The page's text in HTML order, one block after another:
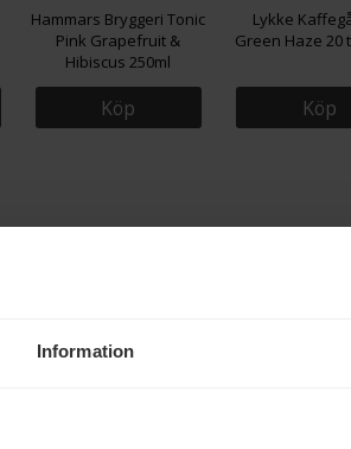
Information
Hammars Bryggeri Tonic
Pink Grapefruit &
Hibiscus 250ml
Köp
Lykke
Green Haze 20
Köp